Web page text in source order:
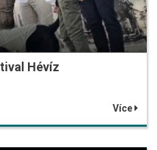
Hévíz
Více